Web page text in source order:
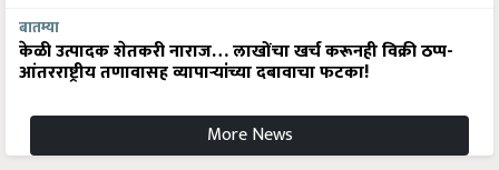
बातम्या
केळी उत्पादक शेतकरी नाराज… लाखोंचा खर्च करूनही विक्री ठप्प-
आंतरराष्ट्रीय तणावासह व्यापाऱ्यांच्या दबावाचा फटका!
More News